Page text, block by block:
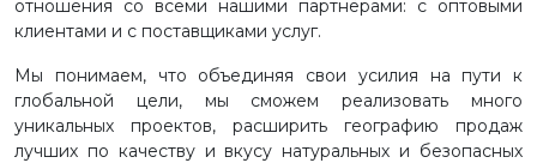
отношения со всеми нашими партнёрами: с оптовыми
клиентами и с поставщиками услуг.
Мы понимаем, что объединяя свои усилия на пути к
глобальной цели, мы сможем реализовать много
уникальных проектов, расширить географию продаж
лучших по качеству и вкусу натуральных и безопасных